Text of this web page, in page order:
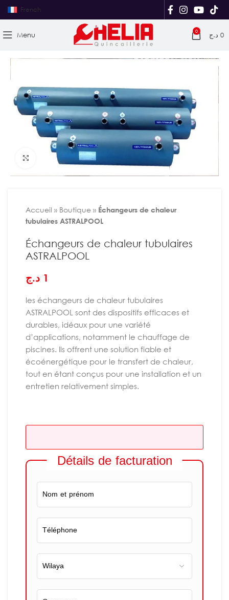
French
Menu 0 0 د.ج
Agrandir
Accueil » Boutique » Échangeurs de chaleur
tubulaires ASTRALPOOL
Échangeurs de chaleur tubulaires
ASTRALPOOL
1 د.ج
les échangeurs de chaleur tubulaires
ASTRALPOOL sont des dispositifs efficaces et
durables, idéaux pour une variété
d’applications, notamment le chauffage de
piscines. Ils offrent une solution fiable et
écoénergétique pour le transfert de chaleur,
tout en étant conçus pour une installation et un
entretien relativement simples.
Détails de facturation